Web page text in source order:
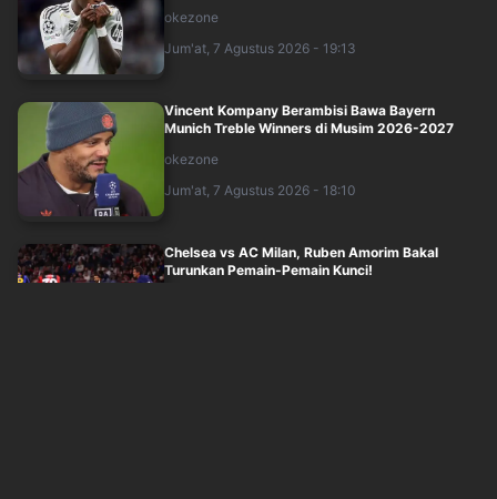
okezone
Jum'at, 7 Agustus 2026 - 19:13
Vincent Kompany Berambisi Bawa Bayern
Munich Treble Winners di Musim 2026-2027
okezone
Jum'at, 7 Agustus 2026 - 18:10
Chelsea vs AC Milan, Ruben Amorim Bakal
Turunkan Pemain-Pemain Kunci!